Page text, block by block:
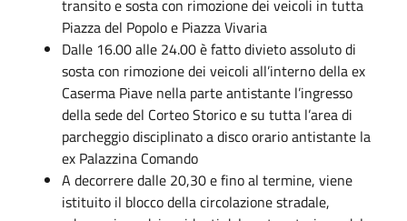
transito e sosta con rimozione dei veicoli in tutta
Piazza del Popolo e Piazza Vivaria
Dalle 16.00 alle 24.00 è fatto divieto assoluto di
sosta con rimozione dei veicoli all’interno della ex
Caserma Piave nella parte antistante l’ingresso
della sede del Corteo Storico e su tutta l’area di
parcheggio disciplinato a disco orario antistante la
ex Palazzina Comando
A decorrere dalle 20,30 e fino al termine, viene
istituito il blocco della circolazione stradale,